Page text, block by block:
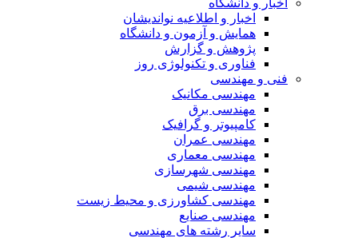
اخبار و دانشگاه
اخبار و اطلاعیه نواندیشان
همایش و آزمون و دانشگاه
پژوهش و گزارش
فناوری و تکنولوژی روز
فنی و مهندسی
مهندسی مکانیک
مهندسی برق
کامپیوتر و گرافیک
مهندسی عمران
مهندسی معماری
مهندسی شهرسازی
مهندسی شیمی
مهندسی کشاورزی و محیط زیست
مهندسی صنایع
سایر رشته های مهندسی